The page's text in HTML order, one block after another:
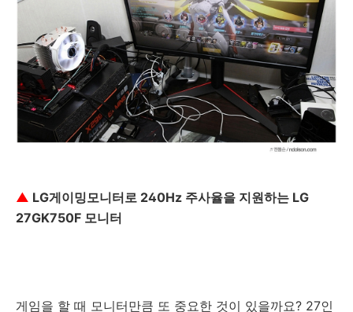
▲ LG게이밍모니터로 240Hz 주사율을 지원하는 LG
27GK750F 모니터
게임을 할 때 모니터만큼 또 중요한 것이 있을까요? 27인